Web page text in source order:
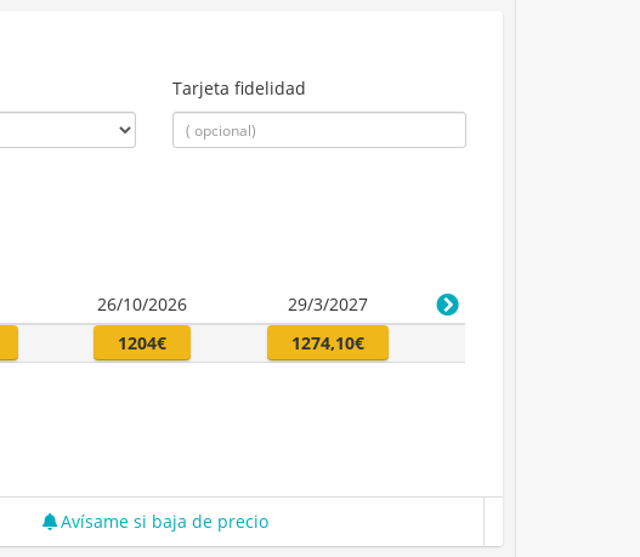
Tarjeta fidelidad
26/10/2026
29/3/2027
1204€ 1274,10€
Avísame si baja de precio